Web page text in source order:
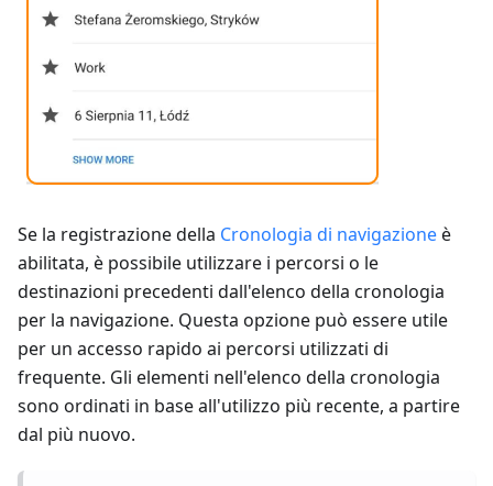
Se la registrazione della Cronologia di navigazioneè
abilitata, è possibile utilizzare i percorsi o le
destinazioni precedenti dall'elenco della cronologia
per la navigazione. Questa opzione può essere utile
per un accesso rapido ai percorsi utilizzati di
frequente. Gli elementi nell'elenco della cronologia
sono ordinati in base all'utilizzo più recente, a partire
dal più nuovo.